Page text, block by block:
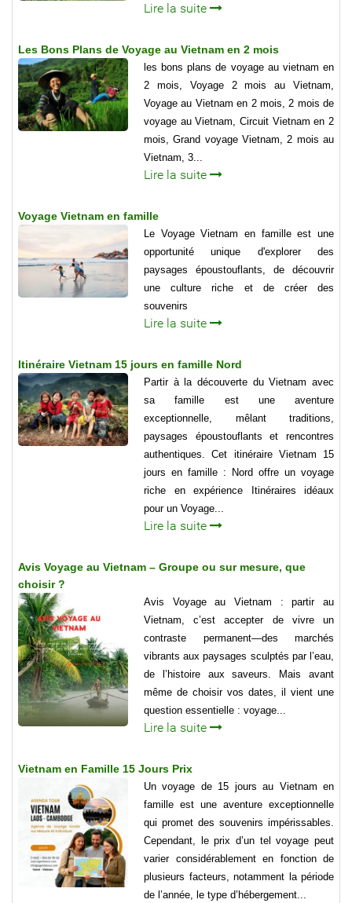
Lire la suite
Les Bons Plans de Voyage au Vietnam en 2 mois
les bons plans de voyage au vietnam en
2 mois, Voyage 2 mois au Vietnam,
Voyage au Vietnam en 2 mois, 2 mois de
voyage au Vietnam, Circuit Vietnam en 2
mois, Grand voyage Vietnam, 2 mois au
Vietnam, 3...
Lire la suite
Voyage Vietnam en famille
Le Voyage Vietnam en famille est une
opportunité unique d'explorer des
paysages époustouflants, de découvrir
une culture riche et de créer des
souvenirs
Lire la suite
Itinéraire Vietnam 15 jours en famille Nord
Partir à la découverte du Vietnam avec
sa famille est une aventure
exceptionnelle, mêlant traditions,
paysages époustouflants et rencontres
authentiques. Cet itinéraire Vietnam 15
jours en famille : Nord offre un voyage
riche en expérience Itinéraires idéaux
pour un Voyage...
Lire la suite
Avis Voyage au Vietnam – Groupe ou sur mesure, que
choisir ?
Avis Voyage au Vietnam : partir au
Vietnam, c’est accepter de vivre un
contraste permanent—des marchés
vibrants aux paysages sculptés par l’eau,
de l’histoire aux saveurs. Mais avant
même de choisir vos dates, il vient une
question essentielle : voyage...
Lire la suite
Vietnam en Famille 15 Jours Prix
Un voyage de 15 jours au Vietnam en
famille est une aventure exceptionnelle
qui promet des souvenirs impérissables.
Cependant, le prix d’un tel voyage peut
varier considérablement en fonction de
plusieurs facteurs, notamment la période
de l’année, le type d’hébergement...